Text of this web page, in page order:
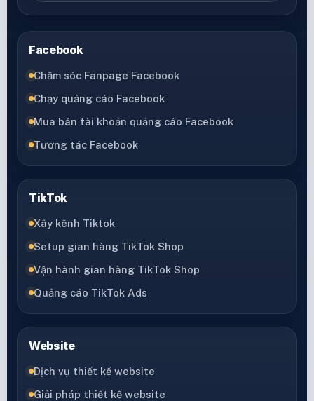
Facebook
Chăm sóc Fanpage Facebook
Chạy quảng cáo Facebook
Mua bán tài khoản quảng cáo Facebook
Tương tác Facebook
TikTok
Xây kênh Tiktok
Setup gian hàng TikTok Shop
Vận hành gian hàng TikTok Shop
Quảng cáo TikTok Ads
Website
Dịch vụ thiết kế website
Giải pháp thiết kế website